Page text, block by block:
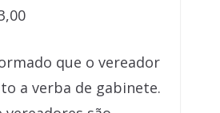
que o vereador
a verba de gabinete.